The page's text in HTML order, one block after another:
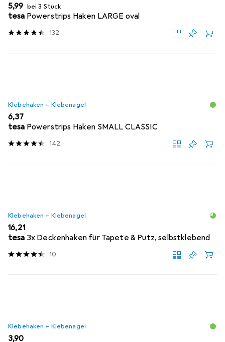
EUR
5,99 bei 3 Stück
tesa Powerstrips Haken LARGE oval
132
Klebehaken + Klebenagel
EUR
6,37
tesa Powerstrips Haken SMALL CLASSIC
142
Klebehaken + Klebenagel
EUR
16,21
tesa 3x Deckenhaken für Tapete & Putz, selbstklebend
10
Klebehaken + Klebenagel
EUR
3,90